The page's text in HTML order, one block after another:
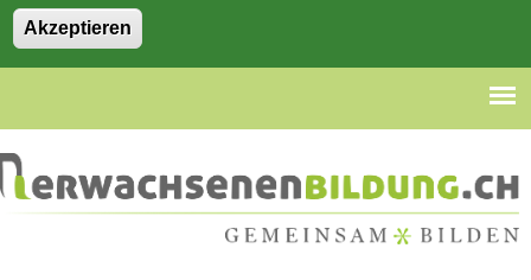
Akzeptieren